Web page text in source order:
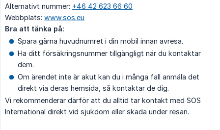
Alternativt nummer: +46 42 623 66 60
Webbplats: www.sos.eu
Bra att tänka på:
Spara gärna huvudnumret i din mobil innan avresa.
Ha ditt försäkringsnummer tillgängligt när du kontaktar
dem.
Om ärendet inte är akut kan du i många fall anmäla det
direkt via deras hemsida, så kontaktar de dig.
Vi rekommenderar därför att du alltid tar kontakt med SOS
International direkt vid sjukdom eller skada under resan.